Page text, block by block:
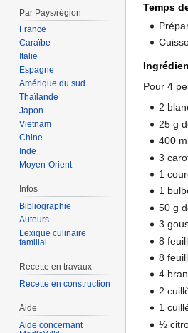
Temps
Pour 4
2
25 g
400
3
1
1
50 g
3
8
8
4
2
1
½
Par Pays/région
France
Caraïbe
Italie
Espagne
Amérique du sud
Thaïlande
Japon
Vietnam
Chine
Inde
Moyen-Orient
Infos
Bibliographie
Auteurs
Lexique culinaire
familial
Recette en travaux
Recette en construction
Aide
Aide concernant